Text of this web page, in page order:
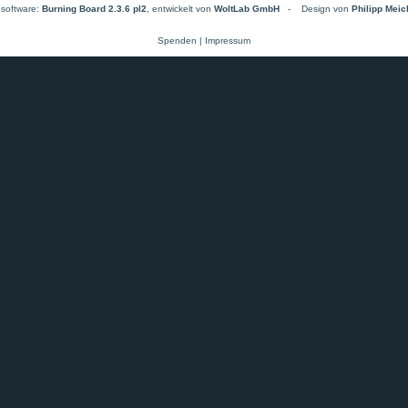
Burning Board 2.3.6 pl2 , entwickelt von WoltLab GmbH - Design von Philipp
Spenden | Impressum